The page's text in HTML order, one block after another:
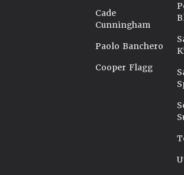
Cade
Cunningham
Paolo Banchero
Cooper Flagg